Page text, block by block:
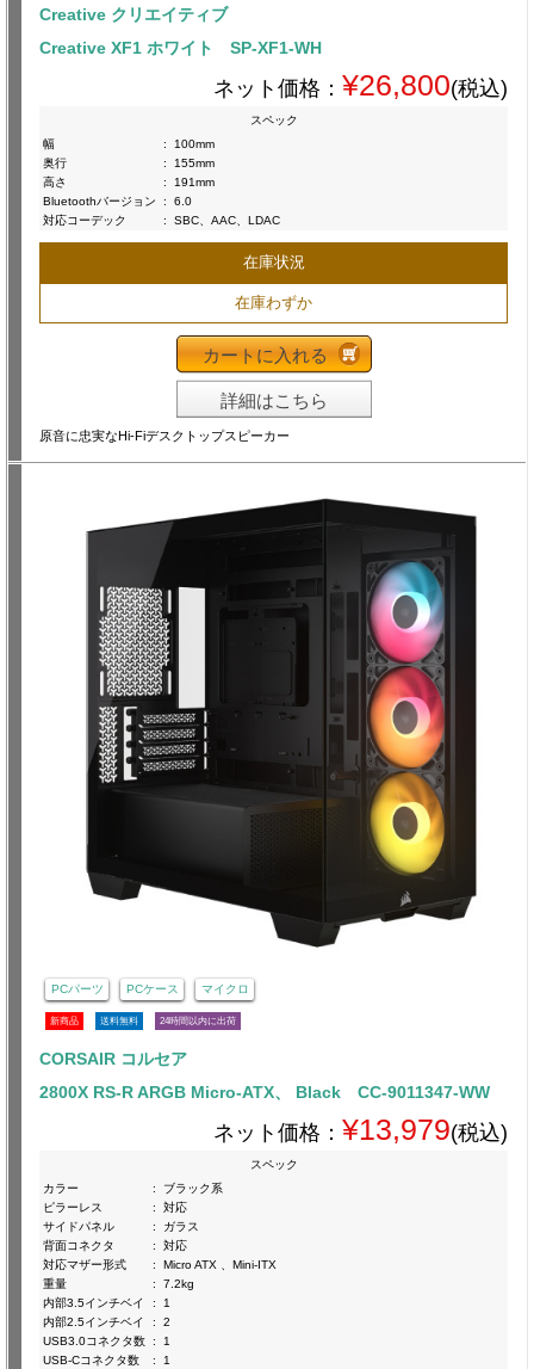
Creative クリエイティブ
Creative XF1 ホワイト SP-XF1-WH
ネット価格： ¥26,800(税込)
スペック
幅
:
100mm
奥行
:
155mm
高さ
:
191mm
Bluetoothバージョン
:
6.0
対応コーデック
: SBC、AAC、LDAC
在庫状況
在庫わずか
カートに入れる
詳細はこちら
原音に忠実なHi-Fiデスクトップスピーカー
PCパーツ PCケース マイクロ
新商品 送料無料 24時間以内に出荷
CORSAIR コルセア
2800X RS-R ARGB Micro-ATX、 Black CC-9011347-WW
ネット価格： ¥13,979(税込)
スペック
カラー
:
ブラック系
ピラーレス
:
対応
サイドパネル
:
ガラス
背面コネクタ
:
対応
対応マザー形式
:
Micro ATX 、Mini-ITX
重量
:
7.2kg
内部3.5インチベイ
:
1
内部2.5インチベイ
:
2
USB3.0コネクタ数 :
1
USB-Cコネクタ数
:
1